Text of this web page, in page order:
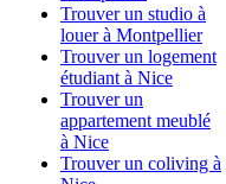
Trouver un studio à
louer à Montpellier
Trouver un logement
étudiant à Nice
Trouver un
appartement meublé
à Nice
Trouver un coliving à